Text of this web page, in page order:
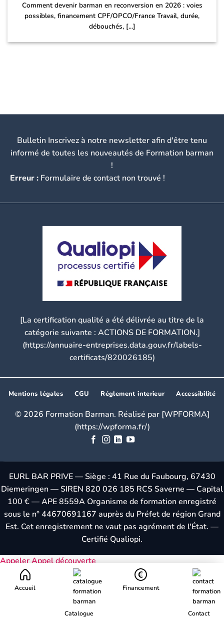
Comment devenir barman en reconversion en 2026 : voies
possibles, financement CPF/OPCO/France Travail, durée,
débouchés, [...]
Bulletin Inscrivez à notre newsletter afin d'être tenu
informé de toutes les nouveautés de Formation barman
!
Erreur : Formulaire de contact non trouvé !
[La certification qualité a été délivrée au titre de la
catégorie suivante : ACTIONS DE FORMATION.]
(https://annuaire-entreprises.data.gouv.fr/labels-
certificats/820026185)
Mentions légales CGU Réglement interieur Accessibilité
© 2026 Formation Barman. Réalisé par [WPFORMA]
(https://wpforma.fr/)
EURL BAR PRIVE — Siège : 41 Rue du Faubourg, 67430
Diemeringen — SIREN 820 026 185 RCS Saverne — Capital
100 € — APE 8559A Organisme de formation enregistré
sous le n° 44670691167 auprès du Préfet de région Grand
Est. Cet enregistrement ne vaut pas agrément de l'État. —
Certifié Qualiopi.
AppelerAppel découverte
Accueil
Catalogue
Financement
Contact